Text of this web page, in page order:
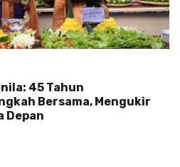
45 Tahun
Bersama, Mengukir
Depan